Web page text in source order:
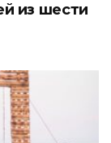
из шести